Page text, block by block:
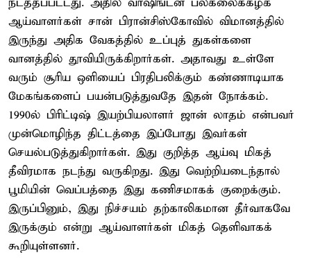
ஆய்வாளர்கள் சான் பிரான்சிஸ்கோவில் விமானத்தில்
இருந்து அதிக வேகத்தில் உப்புத் துகள்களை
வானத்தில் தூவியிருக்கிறார்கள். அதாவது உள்ளே
வரும் சூரிய ஒளியைப் பிரதிபலிக்கும் கண்ணாடியாக
மேகங்களைப் பயன்படுத்துவதே இதன் நோக்கம்.
1990ல் பிரிட்டிஷ் இயற்பியலாளர் ஜான் லாதம் என்பவர்
முன்மொழிந்த திட்டத்தை இப்போது இவர்கள்
செயல்படுத்துகிறார்கள். இது குறித்த ஆய்வு மிகத்
தீவிரமாக நடந்து வருகிறது. இது வெற்றியடைந்தால்
பூமியின் வெப்பத்தை இது கணிசமாகக் குறைக்கும்.
இருப்பினும், இது நிச்சயம் தற்காலிகமான தீர்வாகவே
இருக்கும் என்று ஆய்வாளர்கள் மிகத் தெளிவாகக்
கூறியுள்ளனர்.